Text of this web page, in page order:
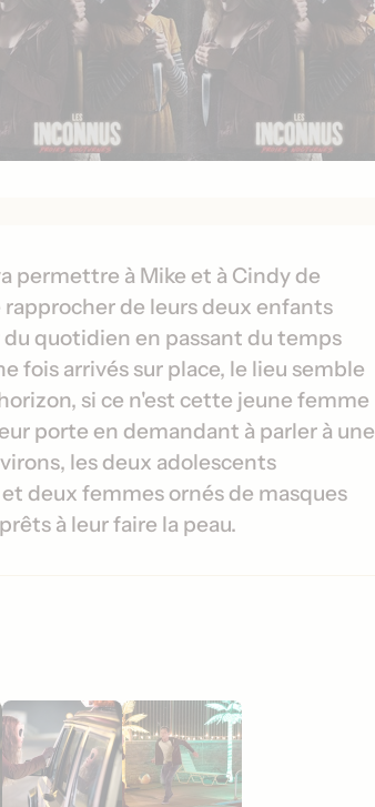
permettre à Mike et à Cindy de
de leurs deux enfants
quotidien en passant du temps
fois arrivés sur place, le lieu semble
si ce n'est cette jeune femme
porte en demandant à parler à une
les deux adolescents
deux femmes ornés de masques
à leur faire la peau.